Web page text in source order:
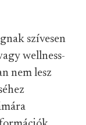
szívesen
wellness-
nem lesz